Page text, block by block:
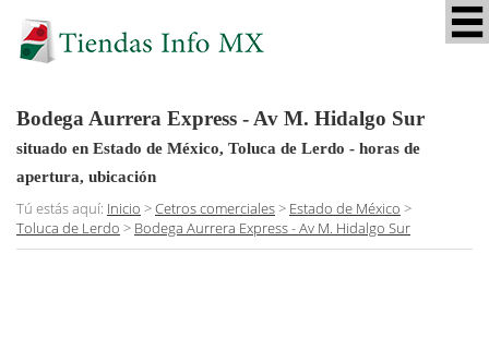
Bodega Aurrera Express - Av M. Hidalgo Sur
situado en Estado de México, Toluca de Lerdo - horas de
apertura, ubicación
Tú estás aquí: Inicio >Cetros comerciales> Estado de México >
Toluca de Lerdo > Bodega Aurrera Express - Av M. Hidalgo Sur